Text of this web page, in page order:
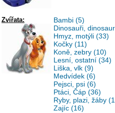
Zvířata:
Bambi (5)
Dinosauři,
Hmyz, motýli (33)
Kočky (11)
Koně, zebry (10)
Lesní, ostatní (34)
Liška, vlk (9)
Medvídek (6)
Pejsci, psi (6)
Ptáci, Čáp (36)
Ryby, plazi, žáby
Zajíc (16)